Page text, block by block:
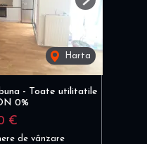
Harta
Next
- Toate utilitatile
0%
€
de vânzare